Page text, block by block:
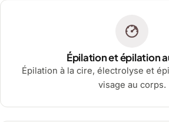
Épilation et épilation
Épilation à la cire, électrolyse et
visage au corps.